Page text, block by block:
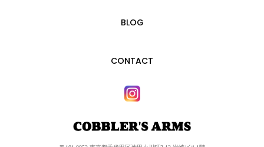
BLOG
CONTACT